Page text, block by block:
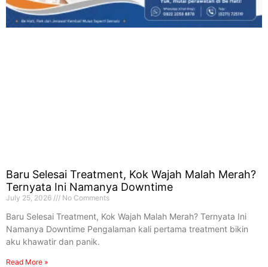
Baru Selesai Treatment, Kok Wajah Malah Merah?
Ternyata Ini Namanya Downtime
July 25, 2026 No Comments
Baru Selesai Treatment, Kok Wajah Malah Merah? Ternyata Ini
Namanya Downtime Pengalaman kali pertama treatment bikin
aku khawatir dan panik.
Read More »